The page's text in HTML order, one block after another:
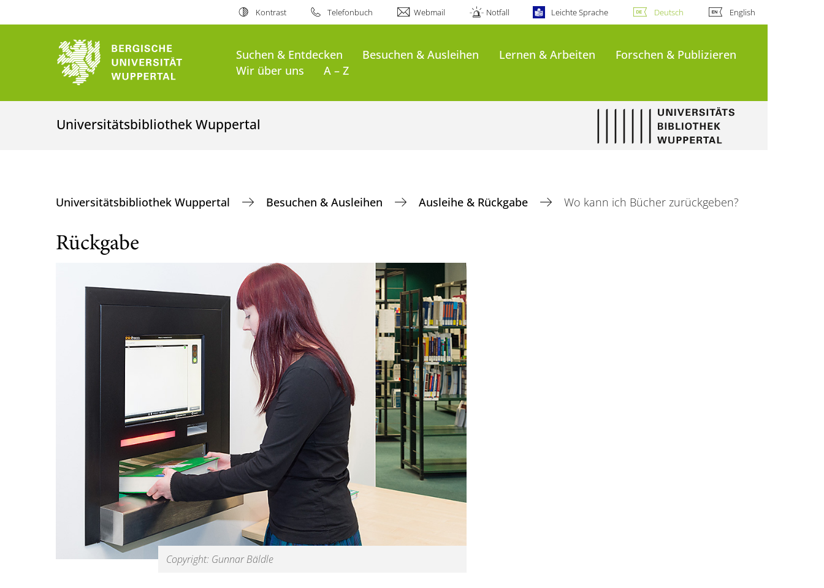
Kontrast Telefonbuch Webmail Notfall Leichte Sprache Deutsch English
Suchen & Entdecken Besuchen & Ausleihen Lernen & Arbeiten
Forschen & Publizieren
Wir über uns
A – Z
Universitätsbibliothek Wuppertal
Universitätsbibliothek Wuppertal Besuchen & Ausleihen Ausleihe & Rückgabe Wo kann ich Bücher zurückgeben?
Rückgabe
Copyright: Gunnar Bäldle